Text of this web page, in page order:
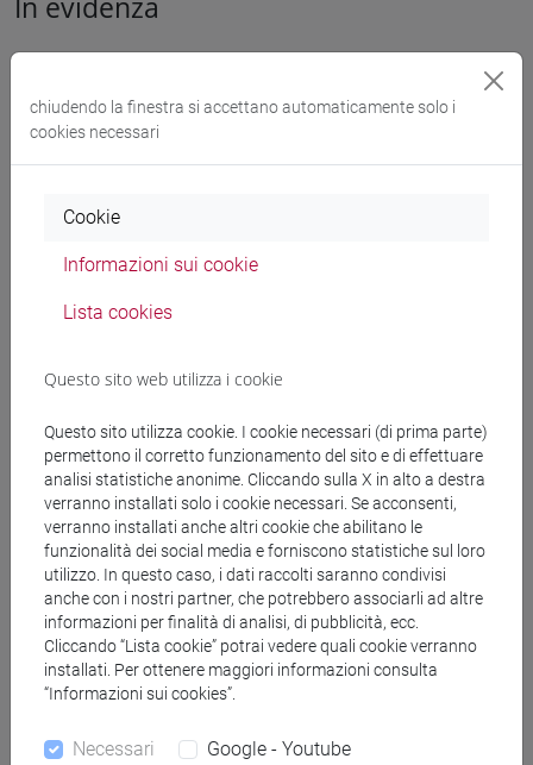
Desideri una carriera nel settore turistico? Ascolta le
testimonianze di alcuni professionisti e scopri le opportunità
Non perdere questo contenuto:
accetta i cookie di "Google-Youtube"
Vuoi saperne di più sul Master e sulle esperienze dei nostri
ex allievi? Guarda il video in inglese degli Open day 2025 e
seguici per partecipare agli open days 2026
Non perdere questo contenuto:
accetta i cookie di "Google-Youtube"
chiudendo la finestra si accettano automaticamente solo i
cookies necessari
Cookie
Informazioni sui cookie
Lista cookies
Questo sito web utilizza i cookie
Questo sito utilizza cookie. I cookie necessari (di prima parte)
permettono il corretto funzionamento del sito e di effettuare
analisi statistiche anonime. Cliccando sulla X in alto a destra
verranno installati solo i cookie necessari. Se acconsenti,
verranno installati anche altri cookie che abilitano le
funzionalità dei social media e forniscono statistiche sul loro
utilizzo. In questo caso, i dati raccolti saranno condivisi
anche con i nostri partner, che potrebbero associarli ad altre
informazioni per finalità di analisi, di pubblicità, ecc.
Cliccando “Lista cookie” potrai vedere quali cookie verranno
installati. Per ottenere maggiori informazioni consulta
“Informazioni sui cookies”.
Necessari Google - Youtube